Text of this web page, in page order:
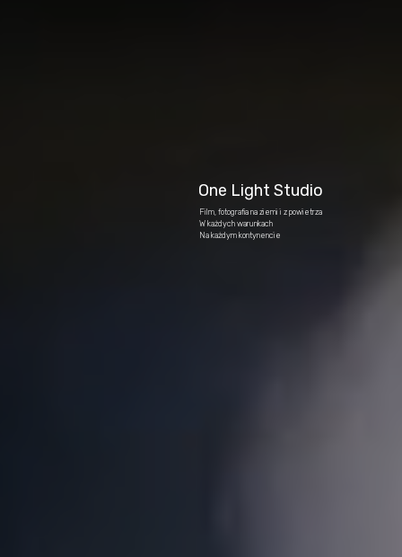
One Light Studio
Film, fotografia na ziemi i z powietrza
W każdych warunkach
Na każdym kontynencie